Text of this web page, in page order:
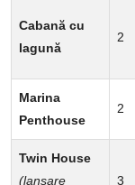
Cabană cu
lagună
2
Marina
Penthouse
2
Twin House
(lansare
3